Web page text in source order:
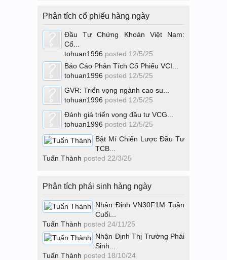
Phân tích cổ phiếu hàng ngày
Đầu Tư Chứng Khoán Việt Nam:
Cổ...
tohuan1996 posted 12/5/25
Báo Cáo Phân Tích Cổ Phiếu VCI...
tohuan1996 posted 12/5/25
GVR: Triển vọng ngành cao su...
tohuan1996 posted 12/5/25
Đánh giá triển vọng đầu tư VCG...
tohuan1996 posted 12/5/25
Bật Mí Chiến Lược Đầu Tư
TCB...
Tuấn Thành posted 22/3/25
Phân tích phái sinh hàng ngày
Nhận Định VN30F1M Tuần
Cuối...
Tuấn Thành posted 24/11/25
Nhận Định Thị Trường Phái
Sinh...
Tuấn Thành posted 18/10/24